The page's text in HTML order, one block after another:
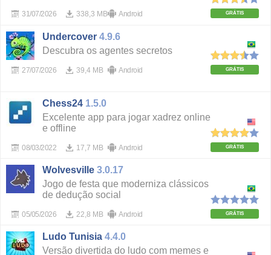
GRÁTIS
338,3 MB
31/07/2026 Android
Undercover 4.9.6
Descubra os agentes secretos
GRÁTIS
39,4 MB
27/07/2026 Android
Chess24 1.5.0
Excelente app para jogar xadrez online
e offline
GRÁTIS
17,7 MB
08/03/2022 Android
Wolvesville 3.0.17
Jogo de festa que moderniza clássicos
de dedução social
GRÁTIS
22,8 MB
05/05/2026 Android
Ludo Tunisia 4.4.0
Versão divertida do ludo com memes e